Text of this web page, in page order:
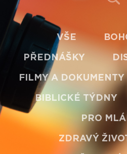
VŠE
PŘEDNÁŠKY
FILMY A DOKUMENTY
BIBLICKÉ TÝDNY
PRO
ZDRAVÝ